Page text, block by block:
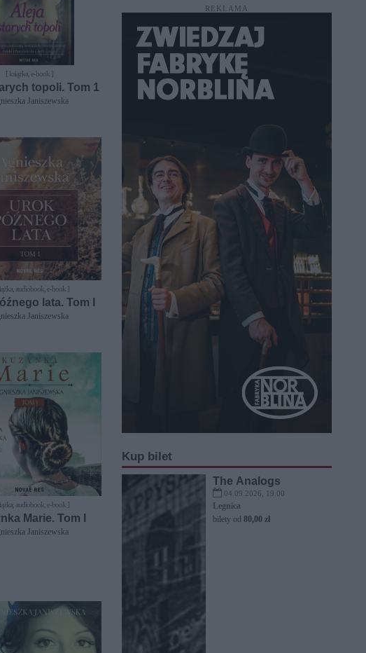
[ książka, e-book ]
topoli. Tom 1
Janiszewska
audiobook, e-book ]
lata. Tom I
Janiszewska
audiobook, e-book ]
Marie. Tom I
Janiszewska
REKLAMA
Kup bilet
The Analogs
04.09.2026, 19:00
Legnica
bilety od 80,00 zł